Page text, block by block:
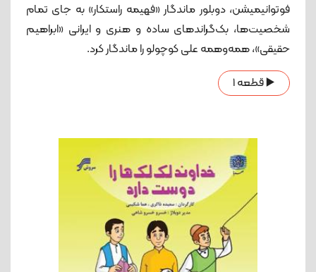
فوتوانیمیشن، دوبلور ماندگار «فهیمه راستکار» به جای تمام
شخصیت‌ها، بک‌گراندهای ساده و هنری و ایرانی «ابراهیم
حقیقی»، همه‌وهمه علی کوچولو را ماندگار کرد.
▶️ قطعه 1